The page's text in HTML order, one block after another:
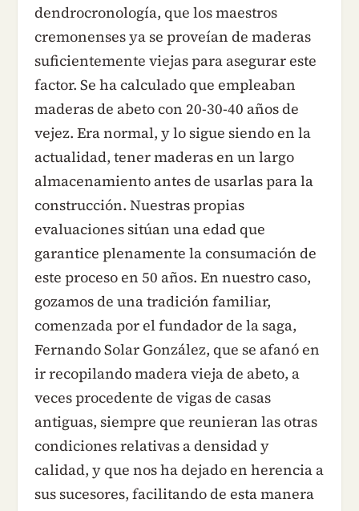
dendrocronología, que los maestros
cremonenses ya se proveían de maderas
suficientemente viejas para asegurar este
factor. Se ha calculado que empleaban
maderas de abeto con 20-30-40 años de
vejez. Era normal, y lo sigue siendo en la
actualidad, tener maderas en un largo
almacenamiento antes de usarlas para la
construcción. Nuestras propias
evaluaciones sitúan una edad que
garantice plenamente la consumación de
este proceso en 50 años. En nuestro caso,
gozamos de una tradición familiar,
comenzada por el fundador de la saga,
Fernando Solar González, que se afanó en
ir recopilando madera vieja de abeto, a
veces procedente de vigas de casas
antiguas, siempre que reunieran las otras
condiciones relativas a densidad y
calidad, y que nos ha dejado en herencia a
sus sucesores, facilitando de esta manera